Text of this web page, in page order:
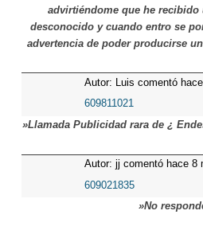
advirtiéndome que he recibido
desconocido y cuando entro se
advertencia de poder producirse
Autor: Luis comentó
609811021
»Llamada Publicidad rara de ¿
Autor: jj comentó hace 8
609021835
»No